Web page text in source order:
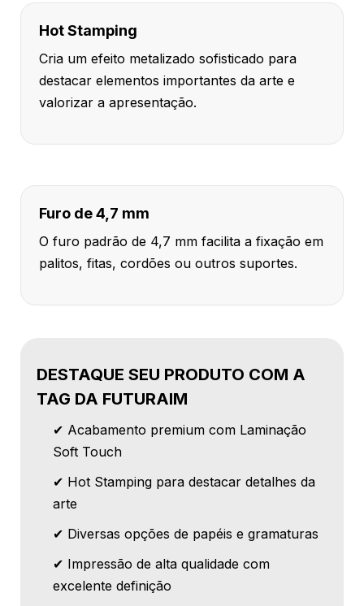
Hot Stamping
Cria um efeito metalizado sofisticado para
destacar elementos importantes da arte e
valorizar a apresentação.
Furo de 4,7 mm
O furo padrão de 4,7 mm facilita a fixação em
palitos, fitas, cordões ou outros suportes.
DESTAQUE SEU PRODUTO COM A
TAG DA FUTURAIM
✔ Acabamento premium com Laminação
Soft Touch
✔ Hot Stamping para destacar detalhes da
arte
✔ Diversas opções de papéis e gramaturas
✔ Impressão de alta qualidade com
excelente definição